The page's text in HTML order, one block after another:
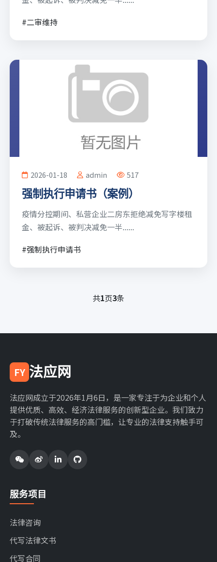
#二审维持
2026-01-18 admin 517
强制执行申请书（案例）
疫情分控期间、私营企业二房东拒绝减免写字楼租
金、被起诉、被判决减免一半......
#强制执行申请书
共1页3条
FY 法应网
法应网成立于2026年1月6日，是一家专注于为企业和个人
提供优质、高效、经济法律服务的创新型企业。我们致力
于打破传统法律服务的高门槛，让专业的法律支持触手可
及。
服务项目
法律咨询
代写法律文书
代写合同